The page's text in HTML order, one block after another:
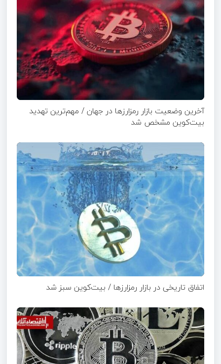
آخرین وضعیت بازار رمزارزها در جهان / مهم‌ترین تهدید
بیت‌کوین مشخص شد
اتفاق تاریخی در بازار رمزارزها / بیت‌کوین سبز شد